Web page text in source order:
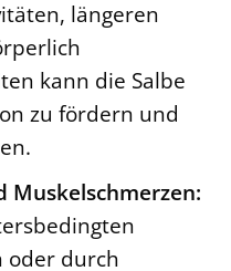
längeren
kann die Salbe
zu fördern und
Muskelschmerzen:
oder durch